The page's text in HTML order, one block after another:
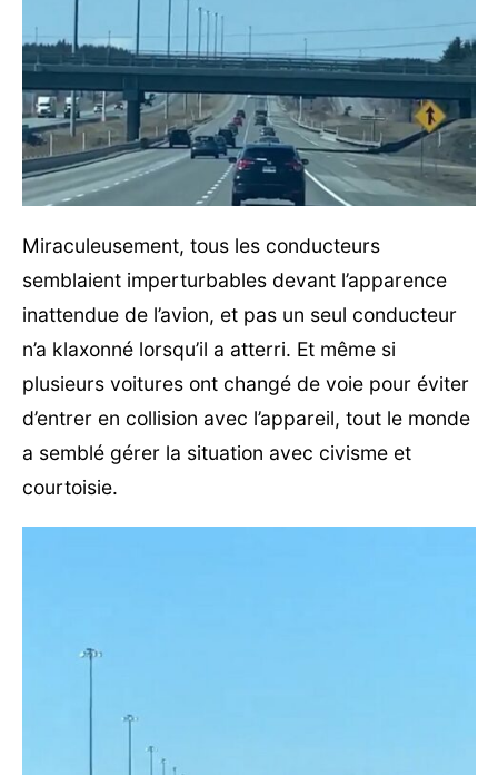
Miraculeusement, tous les conducteurs
semblaient imperturbables devant l’apparence
inattendue de l’avion, et pas un seul conducteur
n’a klaxonné lorsqu’il a atterri. Et même si
plusieurs voitures ont changé de voie pour éviter
d’entrer en collision avec l’appareil, tout le monde
a semblé gérer la situation avec civisme et
courtoisie.